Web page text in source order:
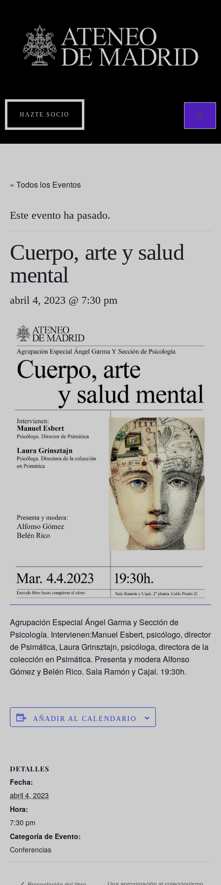
HAZTE SOCIO
« Todos los Eventos
Este evento ha pasado.
Cuerpo, arte y salud
mental
abril 4, 2023 @ 7:30 pm
Agrupación Especial Ángel Garma y Sección de
Psicología. Intervienen:Manuel Esbert, psicólogo, director
de Psimática, Laura Grinsztajn, psicóloga, directora de la
colección en Psimática. Presenta y modera Alfonso
Gómez y Belén Rico. Sala Ramón y Cajal. 19:30h.
AÑADIR AL CALENDARIO
DETALLES
Fecha:
abril 4, 2023
Hora:
7:30 pm
Categoría de Evento:
Conferencias